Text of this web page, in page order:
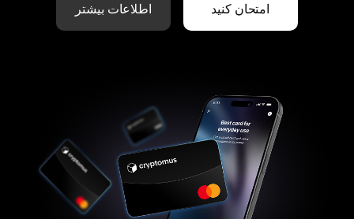
امتحان کنید اطلاعات بیشتر